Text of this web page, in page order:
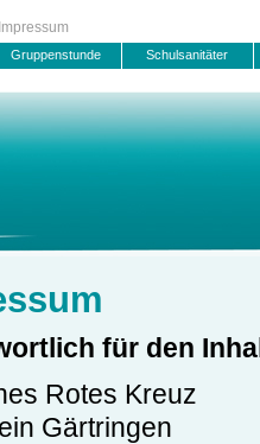
Impressum
Gruppenstunde Schulsanitäter
für den
Rotes Kreuz
Gärtringen